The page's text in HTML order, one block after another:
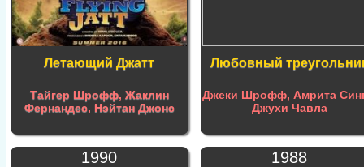
Летающий Джатт
Тайгер Шрофф, Жаклин
Фернандес, Нэйтан Джонс
Любовный
Джеки Шрофф, Амрита
Джухи Чавла
1990 1988